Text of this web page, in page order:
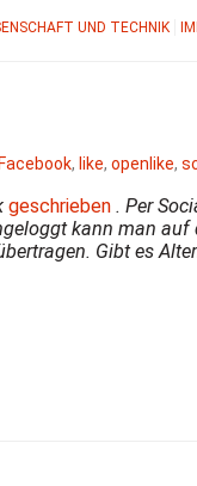
UND TECHNIK
Facebook, like, openlike,
geschrieben . Per
kann man auf
Gibt es